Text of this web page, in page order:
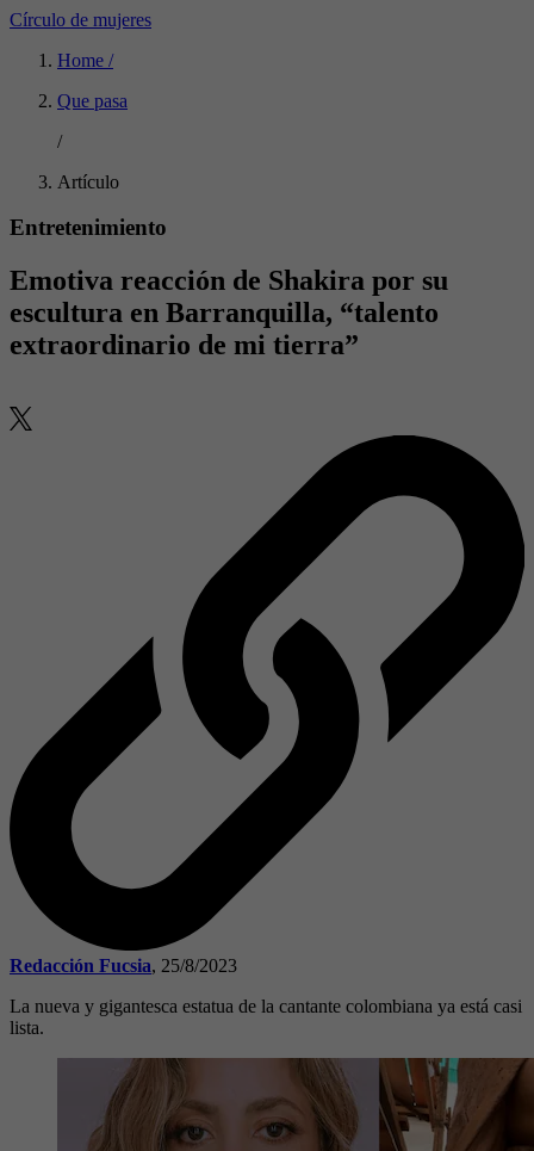
Círculo de mujeres
Home /
Que pasa
/
Artículo
Entretenimiento
Emotiva reacción de Shakira por su
escultura en Barranquilla, “talento
extraordinario de mi tierra”
Redacción Fucsia, 25/8/2023
La nueva y gigantesca estatua de la cantante colombiana ya está casi
lista.